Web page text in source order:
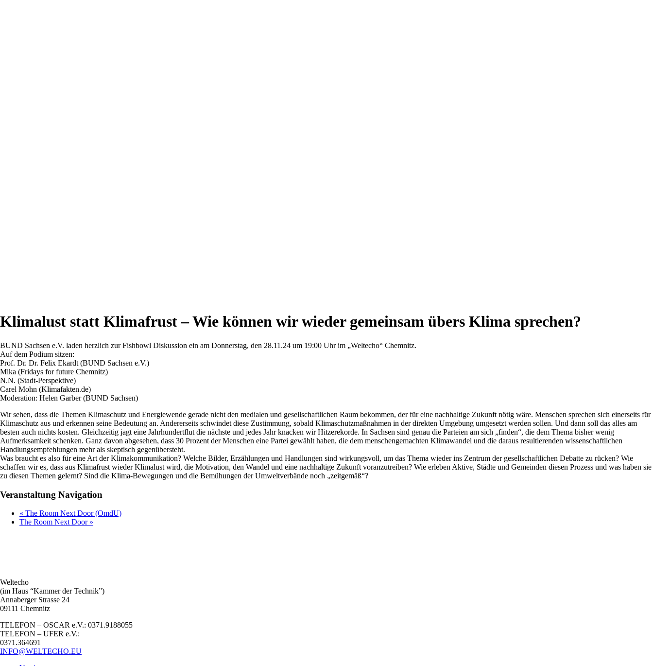
Klimalust statt Klimafrust – Wie können wir wieder gemeinsam übers Klima sprechen?
BUND Sachsen e.V. laden herzlich zur Fishbowl Diskussion ein am Donnerstag, den 28.11.24 um 19:00 Uhr im „Weltecho“ Chemnitz.
Auf dem Podium sitzen:
Prof. Dr. Dr. Felix Ekardt (BUND Sachsen e.V.)
Mika (Fridays for future Chemnitz)
N.N. (Stadt-Perspektive)
Carel Mohn (Klimafakten.de)
Moderation: Helen Garber (BUND Sachsen)
Wir sehen, dass die Themen Klimaschutz und Energiewende gerade nicht den medialen und gesellschaftlichen Raum bekommen, der für eine nachhaltige Zukunft nötig wäre. Menschen sprechen sich einerseits für
Klimaschutz aus und erkennen seine Bedeutung an. Andererseits schwindet diese Zustimmung, sobald Klimaschutzmaßnahmen in der direkten Umgebung umgesetzt werden sollen. Und dann soll das alles am
besten auch nichts kosten. Gleichzeitig jagt eine Jahrhundertflut die nächste und jedes Jahr knacken wir Hitzerekorde. In Sachsen sind genau die Parteien am sich „finden“, die dem Thema bisher wenig
Aufmerksamkeit schenken. Ganz davon abgesehen, dass 30 Prozent der Menschen eine Partei gewählt haben, die dem menschengemachten Klimawandel und die daraus resultierenden wissenschaftlichen
Handlungsempfehlungen mehr als skeptisch gegenübersteht.
Was braucht es also für eine Art der Klimakommunikation? Welche Bilder, Erzählungen und Handlungen sind wirkungsvoll, um das Thema wieder ins Zentrum der gesellschaftlichen Debatte zu rücken? Wie
schaffen wir es, dass aus Klimafrust wieder Klimalust wird, die Motivation, den Wandel und eine nachhaltige Zukunft voranzutreiben? Wie erleben Aktive, Städte und Gemeinden diesen Prozess und was haben sie
zu diesen Themen gelernt? Sind die Klima-Bewegungen und die Bemühungen der Umweltverbände noch „zeitgemäß“?
Veranstaltung Navigation
« The Room Next Door (OmdU)
The Room Next Door »
Weltecho
(im Haus “Kammer der Technik”)
Annaberger Strasse 24
09111 Chemnitz
TELEFON – OSCAR e.V.: 0371.9188055
TELEFON – UFER e.V.:
0371.364691
INFO@WELTECHO.EU